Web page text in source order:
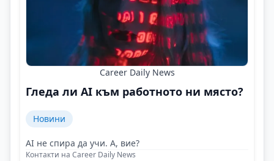
Career Daily News
Гледа ли AI към работното ни място?
Новини
AI не спира да учи. А, вие?
Контакти на Career Daily News